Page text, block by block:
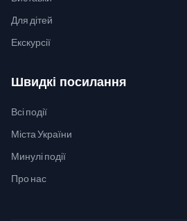
Для дітей
Екскурсії
Швидкі посилання
Всі події
Міста України
Минулі події
Про нас